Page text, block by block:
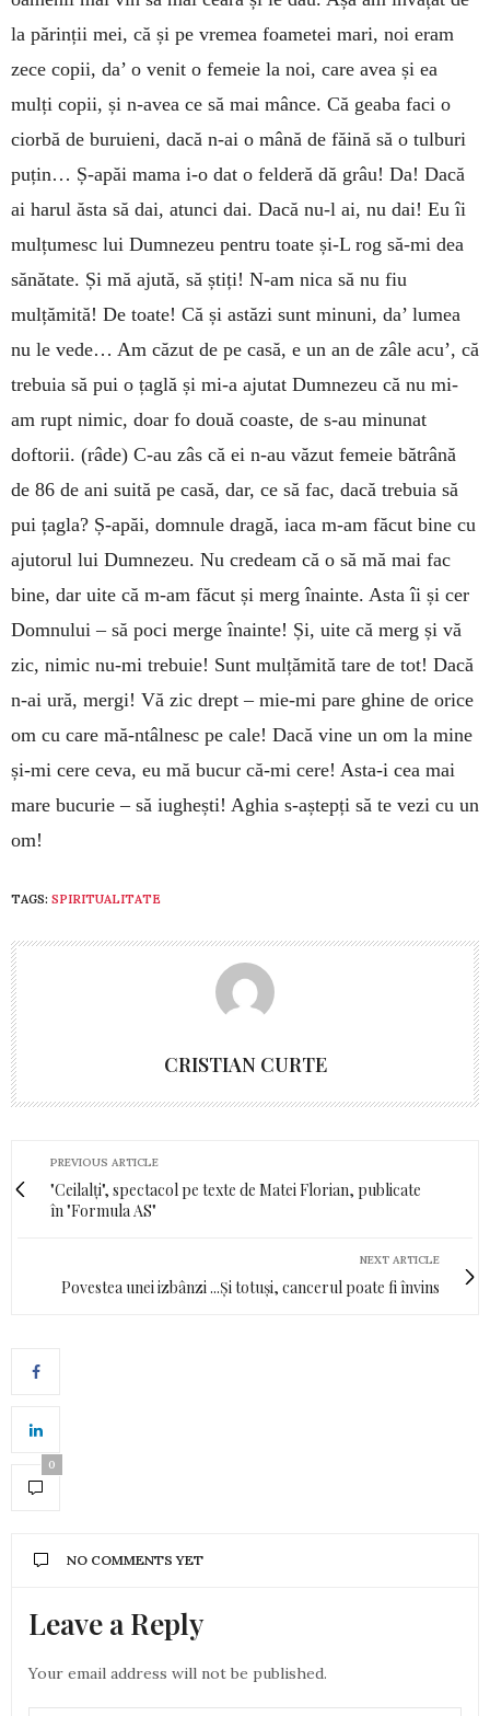
la părinții mei, că și pe vremea foametei mari, noi eram
zece copii, da’ o venit o femeie la noi, care avea și ea
mulți copii, și n-avea ce să mai mânce. Că geaba faci o
ciorbă de buruieni, dacă n-ai o mână de făină să o tulburi
puțin… Ș-apăi mama i-o dat o felderă dă grâu! Da! Dacă
ai harul ăsta să dai, atunci dai. Dacă nu-l ai, nu dai! Eu îi
mulțumesc lui Dumnezeu pentru toate și-L rog să-mi dea
sănătate. Și mă ajută, să știți! N-am nica să nu fiu
mulțămită! De toate! Că și astăzi sunt minuni, da’ lumea
nu le vede… Am căzut de pe casă, e un an de zâle acu’, că
trebuia să pui o țaglă și mi-a ajutat Dumnezeu că nu mi-
am rupt nimic, doar fo două coaste, de s-au minunat
doftorii. (râde) C-au zâs că ei n-au văzut femeie bătrână
de 86 de ani suită pe casă, dar, ce să fac, dacă trebuia să
pui țagla? Ș-apăi, domnule dragă, iaca m-am făcut bine cu
ajutorul lui Dumnezeu. Nu credeam că o să mă mai fac
bine, dar uite că m-am făcut și merg înainte. Asta îi și cer
Domnului – să poci merge înainte! Și, uite că merg și vă
zic, nimic nu-mi trebuie! Sunt mulțămită tare de tot! Dacă
n-ai ură, mergi! Vă zic drept – mie-mi pare ghine de orice
om cu care mă-ntâlnesc pe cale! Dacă vine un om la mine
și-mi cere ceva, eu mă bucur că-mi cere! Asta-i cea mai
mare bucurie – să iughești! Aghia s-aștepți să te vezi cu un
om!
TAGS: SPIRITUALITATE
CRISTIAN CURTE
PREVIOUS ARTICLE
"Ceilalți", spectacol pe texte de Matei Florian, publicate
în "Formula AS"
NEXT ARTICLE
Povestea unei izbânzi ...Și totuși, cancerul poate fi învins
0
NO COMMENTS YET
Leave a Reply
Your email address will not be published.